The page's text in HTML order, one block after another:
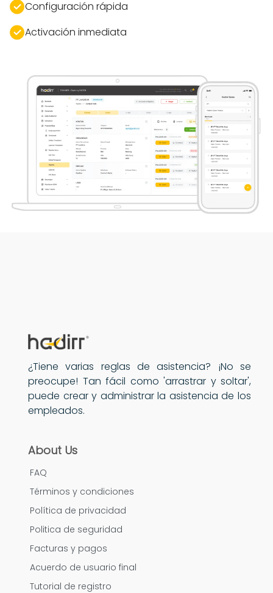
Configuración rápida
Activación inmediata
¿Tiene varias reglas de asistencia? ¡No se
preocupe! Tan fácil como 'arrastrar y soltar',
puede crear y administrar la asistencia de los
empleados.
About Us
FAQ
Términos y condiciones
Política de privacidad
Politica de seguridad
Facturas y pagos
Acuerdo de usuario final
Tutorial de registro